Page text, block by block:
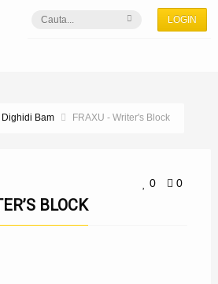
LOGIN
Dighidi Bam FRAXU - Writer's Block
0 0
BLOCK